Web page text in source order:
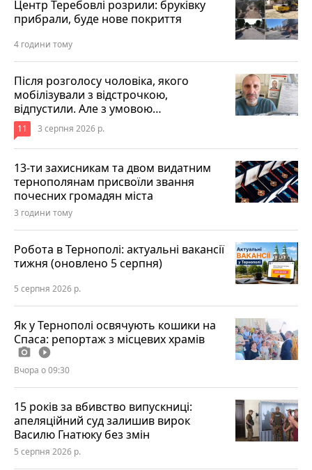
Центр Теребовлі розрили: бруківку
прибрали, буде нове покриття
4 години тому
Після розголосу чоловіка, якого
мобілізували з відстрочкою,
відпустили. Але з умовою…
11 3 серпня 2026 р.
13-ти захисникам та двом видатним
тернополянам присвоїли звання
почесних громадян міста
3 години тому
Робота в Тернополі: актуальні вакансії
тижня (оновлено 5 серпня)
5 серпня 2026 р.
Як у Тернополі освячують кошики на
Спаса: репортаж з місцевих храмів
photo_camera play_circle_filled
Вчора о 09:30
15 років за вбивство випускниці:
апеляційний суд залишив вирок
Василю Гнатюку без змін
5 серпня 2026 р.